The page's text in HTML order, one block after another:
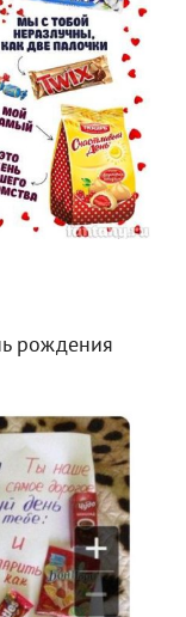
рождения